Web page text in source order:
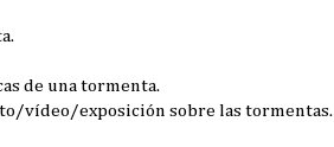
de una tormenta.
vídeo/exposición sobre las tormentas.